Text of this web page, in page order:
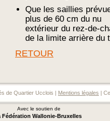
Que les saillies
plus de 60 cm du nu
extérieur du rez-de-
de la limite arrière du
RETOUR
de Quartier Ucclois | Mentions légales |
Avec le soutien de
Fédération Wallonie-Bruxelles